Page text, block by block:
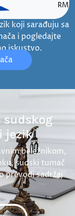
RMS
koji sarađuju sa
i pogledajte
iskustvo.
sudskog
jezik
beležnikom,
sudski tumač
prevodi sadržaj